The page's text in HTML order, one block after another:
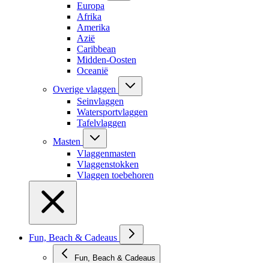
Europa
Afrika
Amerika
Azië
Caribbean
Midden-Oosten
Oceanië
Overige vlaggen
Seinvlaggen
Watersportvlaggen
Tafelvlaggen
Masten
Vlaggenmasten
Vlaggenstokken
Vlaggen toebehoren
Fun, Beach & Cadeaus
Fun, Beach & Cadeaus